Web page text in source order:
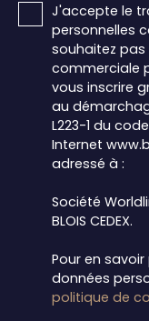
J'accepte le
personnelles
souhaitez
commerciale
vous inscrire
au
L223-1 du
Internet
adressé à :
Société
BLOIS CEDEX.
Pour en
données
politique de